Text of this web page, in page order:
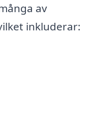
av
inkluderar: